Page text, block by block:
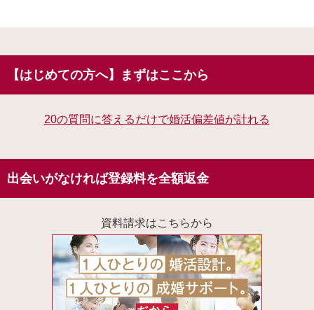
【はじめての方へ】まずはここから
20の質問に答えるだけで婚活偏差値が計れる
出会いがなければ登録料を全額返金
資料請求はこちらから